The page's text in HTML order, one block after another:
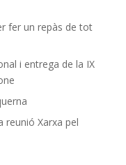
fer un repàs de tot
i entrega de la IX
reunió Xarxa pel